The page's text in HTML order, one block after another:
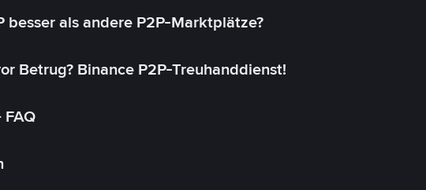
besser als andere P2P-Marktplätze?
Betrug? Binance P2P-Treuhanddienst!